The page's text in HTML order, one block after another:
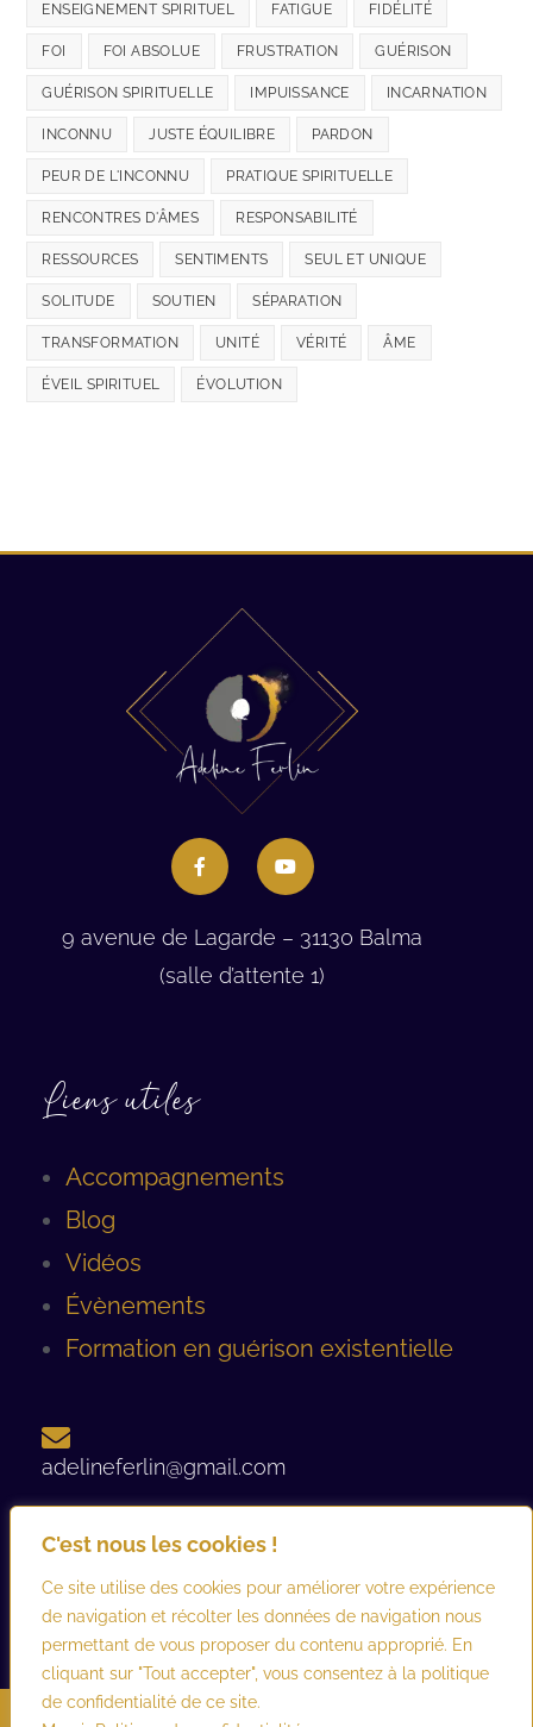
C'est nous les cookies !
Ce site utilise des cookies pour améliorer votre expérience
de navigation et récolter les données de navigation nous
permettant de vous proposer du contenu approprié. En
cliquant sur "Tout accepter", vous consentez à la politique
de confidentialité de ce site.
ENSEIGNEMENT SPIRITUEL FATIGUE FIDÉLITÉ
FOI FOI ABSOLUE FRUSTRATION GUÉRISON
GUÉRISON SPIRITUELLE IMPUISSANCE INCARNATION
INCONNU JUSTE ÉQUILIBRE PARDON
PEUR DE L'INCONNU PRATIQUE SPIRITUELLE
RENCONTRES D'ÂMES RESPONSABILITÉ
RESSOURCES SENTIMENTS SEUL ET UNIQUE
SOLITUDE SOUTIEN SÉPARATION
TRANSFORMATION UNITÉ VÉRITÉ ÂME
ÉVEIL SPIRITUEL ÉVOLUTION
9 avenue de Lagarde – 31130 Balma
(salle d’attente 1)
Liens utiles
Accompagnements
Blog
Vidéos
Évènements
Formation en guérison existentielle
adelineferlin@gmail.com